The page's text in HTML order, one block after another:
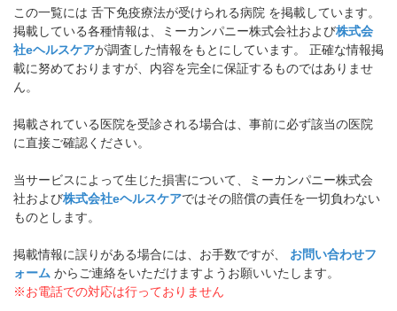
この一覧には 舌下免疫療法が受けられる病院 を掲載しています。
掲載している各種情報は、ミーカンパニー株式会社および株式会
社eヘルスケアが調査した情報をもとにしています。 正確な情報掲
載に努めておりますが、内容を完全に保証するものではありませ
ん。
掲載されている医院を受診される場合は、事前に必ず該当の医院
に直接ご確認ください。
当サービスによって生じた損害について、ミーカンパニー株式会
社および株式会社eヘルスケアではその賠償の責任を一切負わない
ものとします。
掲載情報に誤りがある場合には、お手数ですが、 お問い合わせフ
ォーム からご連絡をいただけますようお願いいたします。
※お電話での対応は行っておりません